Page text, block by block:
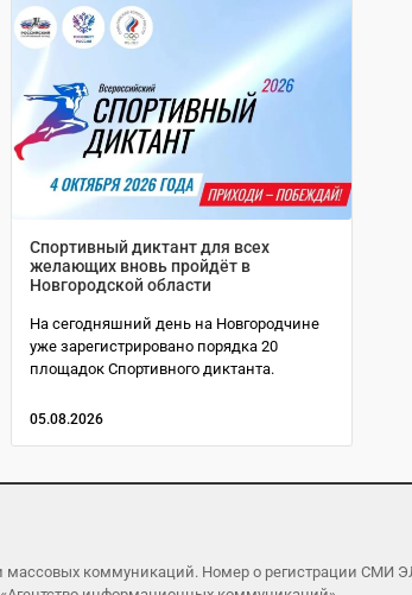
Спортивный диктант для всех
желающих вновь пройдёт в
Новгородской области
На сегодняшний день на Новгородчине
уже зарегистрировано порядка 20
площадок Спортивного диктанта.
05.08.2026
массовых коммуникаций. Номер о регистрации СМИ